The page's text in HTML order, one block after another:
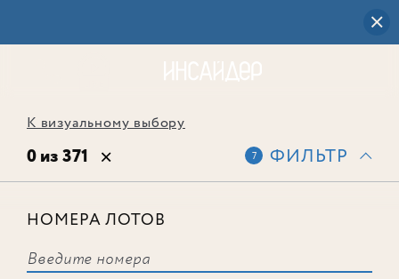
К визуальному выбору
0 из 371 7 ФИЛЬТР
НОМЕРА ЛОТОВ
соответствует ни одного лота